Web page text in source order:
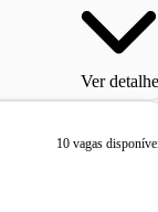
Ver
10 vagas